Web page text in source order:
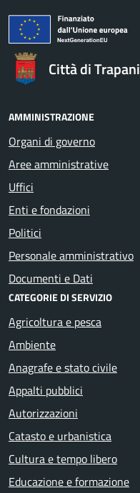
Città di Trapani
AMMINISTRAZIONE
Organi di governo
Aree amministrative
Uffici
Enti e fondazioni
Politici
Personale amministrativo
Documenti e Dati
CATEGORIE DI SERVIZIO
Agricoltura e pesca
Ambiente
Anagrafe e stato civile
Appalti pubblici
Autorizzazioni
Catasto e urbanistica
Cultura e tempo libero
Educazione e formazione